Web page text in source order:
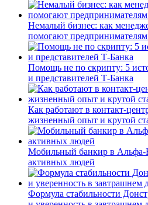
Немалый бизнес: как
помогают предпринимателям
Помощь не по скрипту: 5
и представителей Т-Банка
Как работают в контакт-
жизненный опыт и крутой
Мобильный банкир в Альфа-
активных людей
Формула стабильности